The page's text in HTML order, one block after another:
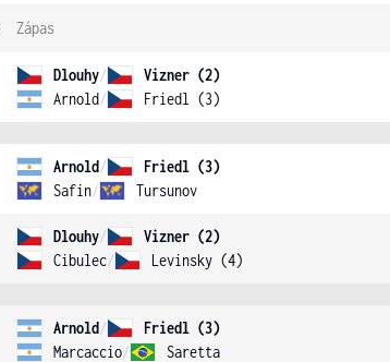
Zápas
Dlouhy/
Vizner (2)
Arnold/ Friedl (3)
Arnold/
Friedl (3)
Safin/ Tursunov
Dlouhy/
Vizner (2)
Cibulec/ Levinsky (4)
Arnold/
Friedl (3)
Marcaccio/ Saretta